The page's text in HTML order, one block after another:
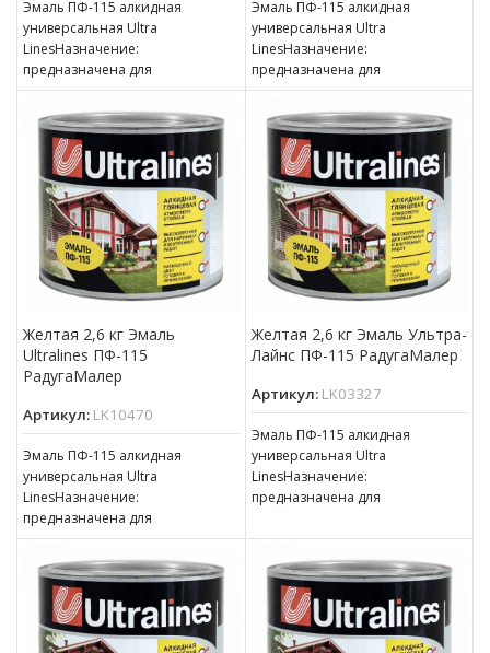
Эмаль ПФ-115 алкидная
универсальная Ultra
LinesНазначение:
предназначена для
окрашивания деревянных,
металлических и других
поверхностей, подвергающихся
атмосферным воздействиям,
для окраски внутри
Эмаль ПФ-115 алкидная
универсальная Ultra
LinesНазначение:
предназначена для
окрашивания деревянных,
металлических и других
поверхностей, подвергающихся
атмосферным воздействиям,
для окраски внутри
Желтая 2,6 кг Эмаль
Ultralines ПФ-115
РадугаМалер
Артикул: LK10470
Эмаль ПФ-115 алкидная
универсальная Ultra
LinesНазначение:
предназначена для
окрашивания деревянных,
металлических и других
поверхностей, подвергающихся
атмосферным воздействиям,
для окраски внутри
Желтая 2,6 кг Эмаль Ультра-
Лайнс ПФ-115 РадугаМалер
Артикул: LK03327
Эмаль ПФ-115 алкидная
универсальная Ultra
LinesНазначение:
предназначена для
металлических и других
поверхностей, подвергающихся
атмосферным воздействиям,
для окраски внутри